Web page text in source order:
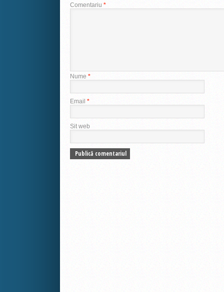
Comentariu *
Nume *
Email *
Sit web